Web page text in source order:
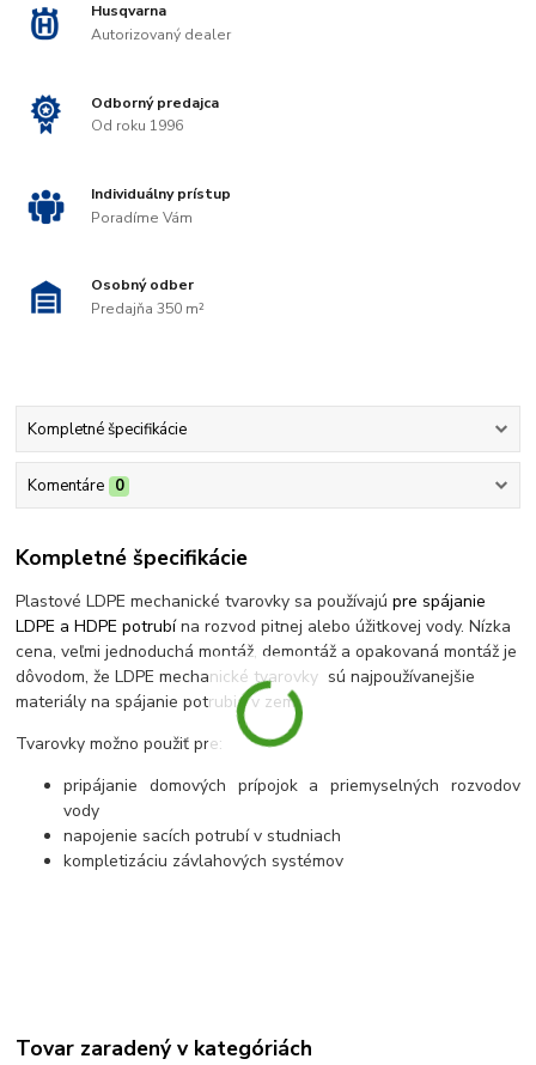
Husqvarna
Autorizovaný dealer
Odborný predajca
Od roku 1996
Individuálny prístup
Poradíme Vám
Osobný odber
Predajňa 350 m²
Kompletné špecifikácie
Komentáre 0
Kompletné špecifikácie
Plastové LDPE mechanické tvarovky sa používajúpre spájanie
LDPE a HDPE potrubína rozvod pitnej alebo úžitkovej vody. Nízka
cena, veľmi jednoduchá montáž, demontáž a opakovaná montáž je
dôvodom, že LDPE mechanické tvarovky sú najpoužívanejšie
materiály na spájanie potrubia v zemi.
Tvarovky možno použiť pre:
pripájanie domových prípojok a priemyselných rozvodov
vody
napojenie sacích potrubí v studniach
kompletizáciu závlahových systémov
Tovar zaradený v kategóriách